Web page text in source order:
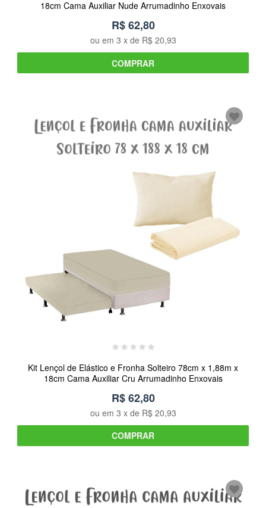
18cm Cama Auxiliar Nude Arrumadinho Enxovais
R$ 62,80
ou em 3 x de R$ 20,93
COMPRAR
Kit Lençol de Elástico e Fronha Solteiro 78cm x 1,88m x
18cm Cama Auxiliar Cru Arrumadinho Enxovais
R$ 62,80
ou em 3 x de R$ 20,93
COMPRAR